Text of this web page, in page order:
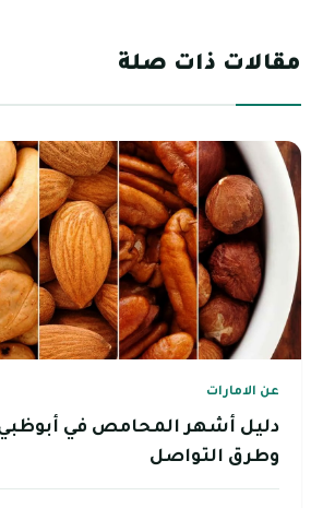
مقالات ذات صلة
عن الامارات
دليل أشهر المحامص في
وطرق التواصل